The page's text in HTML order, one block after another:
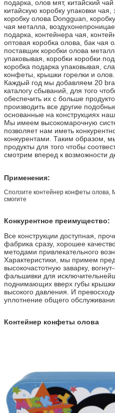
подарка, олов мят, китайский
китайскую коробку упаковки
коробку олова Dongguan,
чая металла,
подарка, контейнера чая,
оптовая коробка олова, бак чая
поставщик коробки олова
упаковывая, коробки коробки
коробка подарка упаковывая,
конфеты, крышки горелки и олов.
Каждый год мы добавляем 20
каталогу сбываний, для того
обеспечить их с больше
производить все другие
основанные на конструкциях
Мы имеем высокомарочную
позволяет нам иметь
конкурентами. Таким образом,
продукты для того чтобы
смотрим вперед к возможности
Применения:
Сползите контейнер конфеты олова,
смогите
Конкурентное преимущество:
Все конструкции доступная,
фабрика сразу, хорошее
методами привлекательного
Характеристики, мы примем
высокочастотную заварку,
фальшивки для
поднимающих вверх губы
высокого давления. И
уплотнение общего
Контейнер конфеты олова